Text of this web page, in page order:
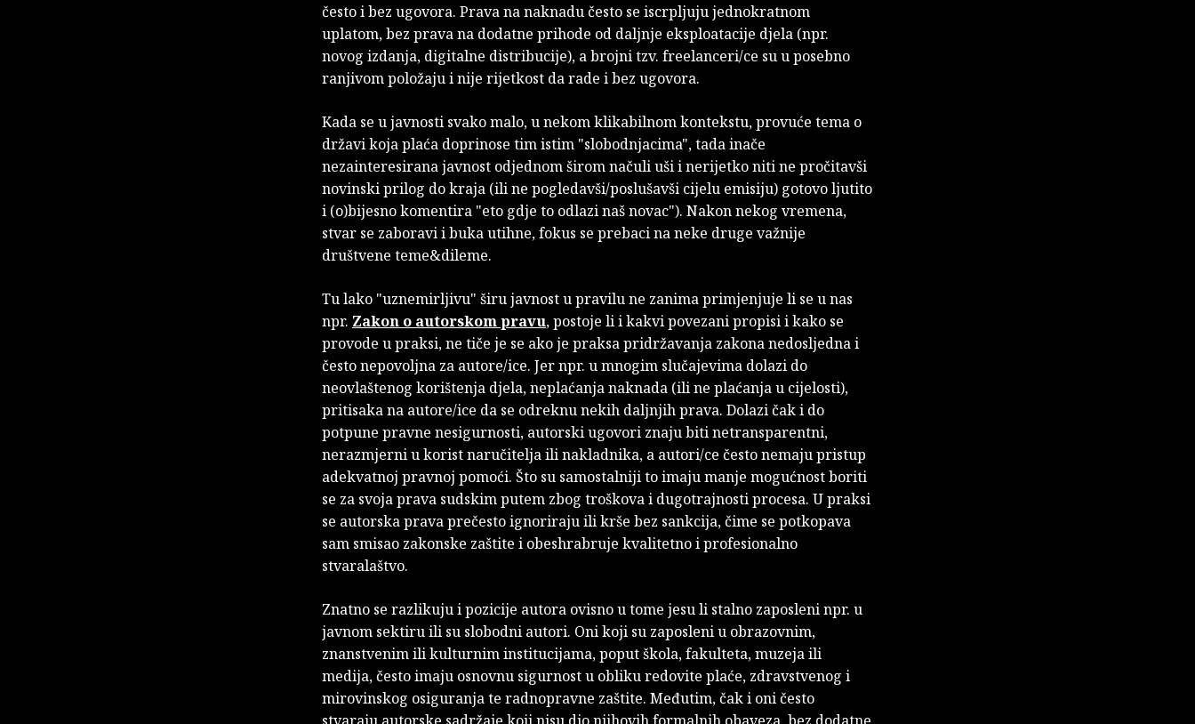
često i bez ugovora. Prava na naknadu često se iscrpljuju jednokratnom
uplatom, bez prava na dodatne prihode od daljnje eksploatacije djela (npr.
novog izdanja, digitalne distribucije), a brojni tzv. freelanceri/ce su u posebno
ranjivom položaju i nije rijetkost da rade i bez ugovora.
Kada se u javnosti svako malo, u nekom klikabilnom kontekstu, provuće tema o
državi koja plaća doprinose tim istim "slobodnjacima", tada inače
nezainteresirana javnost odjednom širom načuli uši i nerijetko niti ne pročitavši
novinski prilog do kraja (ili ne pogledavši/poslušavši cijelu emisiju) gotovo ljutito
i (o)bijesno komentira "eto gdje to odlazi naš novac"). Nakon nekog vremena,
stvar se zaboravi i buka utihne, fokus se prebaci na neke druge važnije
društvene teme&dileme.
Tu lako "uznemirljivu" širu javnost u pravilu ne zanima primjenjuje li se u nas
npr. Zakon o autorskom pravu, postoje li i kakvi povezani propisi i kako se
provode u praksi, ne tiče je se ako je praksa pridržavanja zakona nedosljedna i
često nepovoljna za autore/ice. Jer npr. u mnogim slučajevima dolazi do
neovlaštenog korištenja djela, neplaćanja naknada (ili ne plaćanja u cijelosti),
pritisaka na autore/ice da se odreknu nekih daljnjih prava. Dolazi čak i do
potpune pravne nesigurnosti, autorski ugovori znaju biti netransparentni,
nerazmjerni u korist naručitelja ili nakladnika, a autori/ce često nemaju pristup
adekvatnoj pravnoj pomoći. Što su samostalniji to imaju manje mogućnost boriti
se za svoja prava sudskim putem zbog troškova i dugotrajnosti procesa. U praksi
se autorska prava prečesto ignoriraju ili krše bez sankcija, čime se potkopava
sam smisao zakonske zaštite i obeshrabruje kvalitetno i profesionalno
stvaralaštvo.
Znatno se razlikuju i pozicije autora ovisno u tome jesu li stalno zaposleni npr. u
javnom sektiru ili su slobodni autori. Oni koji su zaposleni u obrazovnim,
znanstvenim ili kulturnim institucijama, poput škola, fakulteta, muzeja ili
medija, često imaju osnovnu sigurnost u obliku redovite plaće, zdravstvenog i
mirovinskog osiguranja te radnopravne zaštite. Međutim, čak i oni često